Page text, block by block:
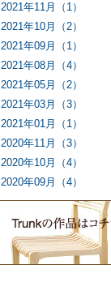
2021年11月（1）
2021年10月（2）
2021年09月（1）
2021年08月（4）
2021年05月（2）
2021年03月（3）
2021年01月（1）
2020年11月（3）
2020年10月（4）
2020年09月（4）